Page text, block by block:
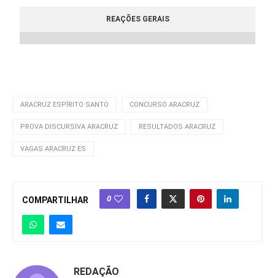
REAÇÕES GERAIS
ARACRUZ ESPÍRITO SANTO CONCURSO ARACRUZ
PROVA DISCURSIVA ARACRUZ RESULTADOS ARACRUZ
VAGAS ARACRUZ ES
COMPARTILHAR 0
REDAÇÃO